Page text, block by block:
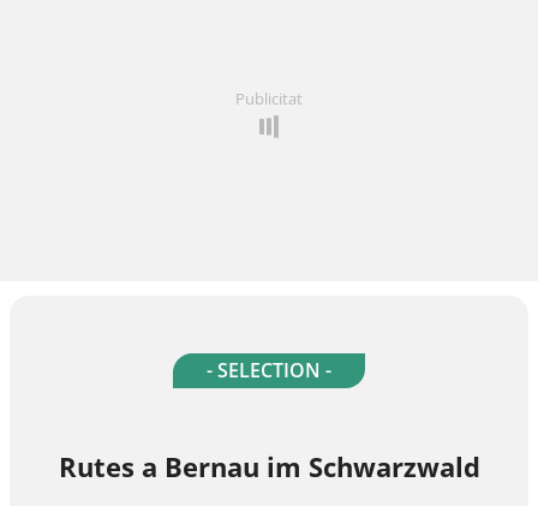
Publicitat
- SELECTION -
Rutes a Bernau im Schwarzwald